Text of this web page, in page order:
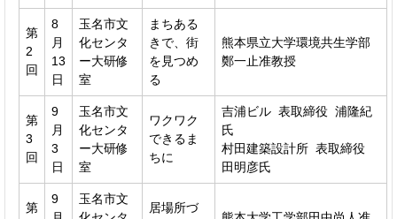
第
2
回
8
月
13
日
玉名市文
化センタ
ー大研修
室
まちある
きで、街
を見つめ
る
熊本県立大学環境共生学部
鄭一止准教授
第
3
回
9
月
3
日
玉名市文
化センタ
ー大研修
室
ワクワク
できるま
ちに
吉浦ビル 表取締役 浦隆紀
氏
村田建築設計所 表取締役
田明彦氏
第
9
玉名市文
居場所づ